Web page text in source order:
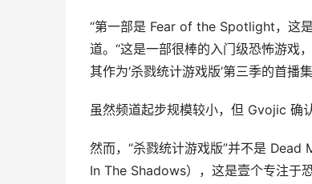
“第一部是 Fear of the Spotlight，这
道。“这是一部很棒的入门级恐怖游戏
其作为‘杀戮统计游戏版’第三季的首播
虽然频道起步规模较小，但 Gvojic 确
然而，“杀戮统计游戏版”并不是
In The Shadows），这是壹个专注于